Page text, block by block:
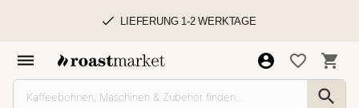
LIEFERUNG 1-2 WERKTAGE